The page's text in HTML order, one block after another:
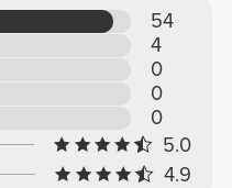
54
4
0
0
0
5.0
4.9